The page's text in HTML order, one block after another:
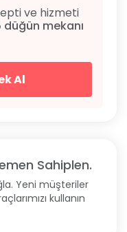
ve hizmeti
düğün mekanı
Al
Sahiplen.
Yeni müşteriler
kullanın